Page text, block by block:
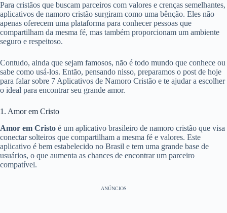
Para cristãos que buscam parceiros com valores e crenças semelhantes,
aplicativos de namoro cristão surgiram como uma bênção. Eles não
apenas oferecem uma plataforma para conhecer pessoas que
compartilham da mesma fé, mas também proporcionam um ambiente
seguro e respeitoso.
Contudo, ainda que sejam famosos, não é todo mundo que conhece ou
sabe como usá-los. Então, pensando nisso, preparamos o post de hoje
para falar sobre 7 Aplicativos de Namoro Cristão e te ajudar a escolher
o ideal para encontrar seu grande amor.
1. Amor em Cristo
Amor em Cristo é um aplicativo brasileiro de namoro cristão que visa
conectar solteiros que compartilham a mesma fé e valores. Este
aplicativo é bem estabelecido no Brasil e tem uma grande base de
usuários, o que aumenta as chances de encontrar um parceiro
compatível.
ANÚNCIOS